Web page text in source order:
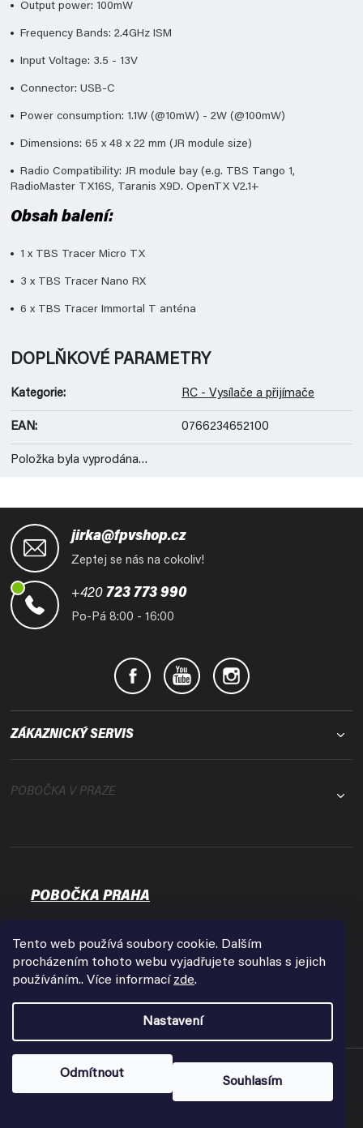
Tento web používá soubory cookie. Dalším
procházením tohoto webu vyjadřujete souhlas s jejich
používáním.. Více informací zde.
Nastavení
Odmítnout
Souhlasím
Output power: 100mW
Frequency Bands: 2.4GHz ISM
Input Voltage: 3.5 - 13V
Connector: USB-C
Power consumption: 1.1W (@10mW) - 2W (@100mW)
Dimensions: 65 x 48 x 22 mm (JR module size)
Radio Compatibility: JR module bay (e.g. TBS Tango 1,
RadioMaster TX16S, Taranis X9D. OpenTX V2.1+
Obsah balení:
1 x TBS Tracer Micro TX
3 x TBS Tracer Nano RX
6 x TBS Tracer Immortal T anténa
DOPLŇKOVÉ PARAMETRY
Kategorie: RC - Vysílače a přijímače
EAN: 0766234652100
Položka byla vyprodána…
jirka@fpvshop.cz
Zeptej se nás na cokoliv!
+420 723 773 990
Po-Pá 8:00 - 16:00
ZÁKAZNICKÝ SERVIS
POBOČKA V PRAZE
POBOČKA PRAHA
17000 Praha - Holešovice
Zobrazit na mapě
Vytvořil Shoptet
Copyright 2026FPVshop.cz . Všechna práva vyhrazena.